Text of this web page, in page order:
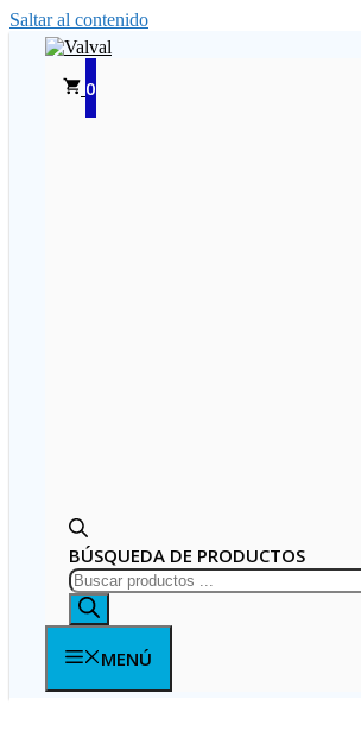
Saltar al contenido
0
BÚSQUEDA DE PRODUCTOS
MENÚ